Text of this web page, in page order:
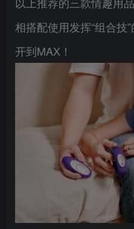
相搭配使用发挥“组合技
开到MAX！